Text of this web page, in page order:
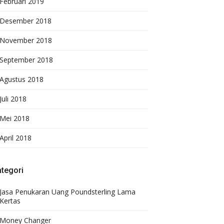
Desember 2018
November 2018
September 2018
Agustus 2018
Juli 2018
Mei 2018
April 2018
Jasa Penukaran Uang Poundsterling Lama
Kertas
Money Changer